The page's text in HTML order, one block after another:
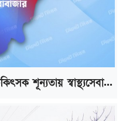
শূন্যতায় স্বাস্থ্যসেবা...